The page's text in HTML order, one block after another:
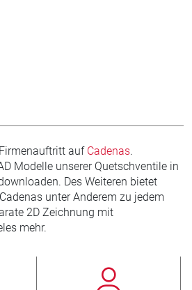
auf Cadenas.
Modelle unserer Quetschventile in
Des Weiteren bietet
unter Anderem zu jedem
2D Zeichnung mit
mehr.